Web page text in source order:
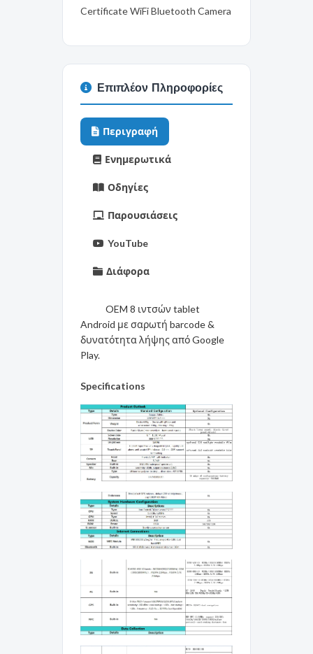
Certificate WiFi Bluetooth Camera
Επιπλέον Πληροφορίες
Περιγραφή
Ενημερωτικά
Οδηγίες
Παρουσιάσεις
YouTube
Διάφορα
OEM 8 ιντσών tablet
Android με σαρωτή barcode &
δυνατότητα λήψης από Google
Play.
Specifications